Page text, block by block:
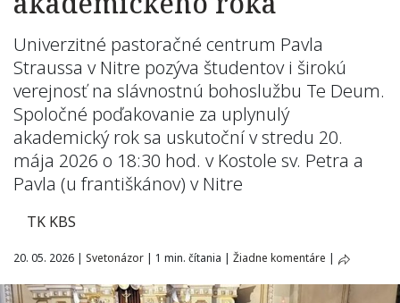
Univerzitné pastoračné centrum Pavla
Straussa v Nitre pozýva študentov i širokú
verejnosť na slávnostnú bohoslužbu Te Deum.
Spoločné poďakovanie za uplynulý
akademický rok sa uskutoční v stredu 20.
mája 2026 o 18:30 hod. v Kostole sv. Petra a
Pavla (u františkánov) v Nitre
TK KBS
20. 05. 2026 | Svetonázor | 1 min. čítania | Žiadne komentáre |